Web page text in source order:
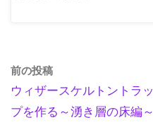
前の投稿
ウィザースケルトントラッ
プを作る～湧き層の床編～